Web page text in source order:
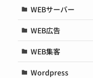
WEBサーバー
WEB広告
WEB集客
Wordpress